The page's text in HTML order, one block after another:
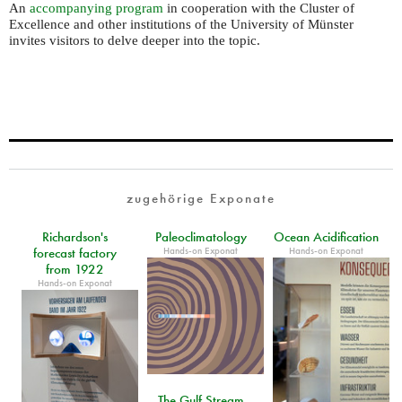
An accompanying program in cooperation with the Cluster of
Excellence and other institutions of the University of Münster
invites visitors to delve deeper into the topic.
zugehörige Exponate
Richardson's
forecast factory
from 1922
Hands-on Exponat
Paleoclimatology
Hands-on Exponat
Ocean Acidification
Hands-on Exponat